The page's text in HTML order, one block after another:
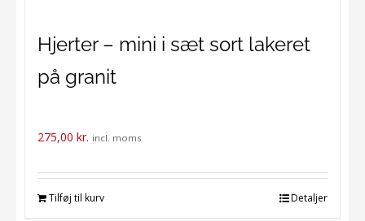
Hjerter – mini i sæt sort lakeret
på granit
275,00 kr. incl. moms
Tilføj til kurv Detaljer